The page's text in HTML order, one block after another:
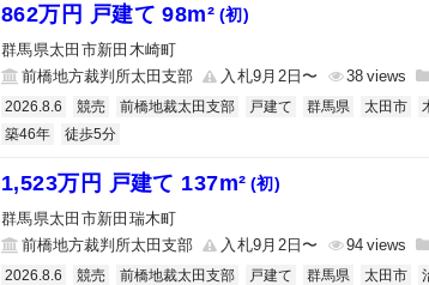
862万円 戸建て 98m² (初)
群馬県太田市新田木崎町
前橋地方裁判所太田支部
入札9月2日〜 38
2026.8.6 競売 前橋地裁太田支部 戸建て 群馬県 太田市
築46年
徒歩5分
1,523万円 戸建て 137m² (初)
群馬県太田市新田瑞木町
前橋地方裁判所太田支部
入札9月2日〜 94
2026.8.6 競売 前橋地裁太田支部 戸建て 群馬県 太田市